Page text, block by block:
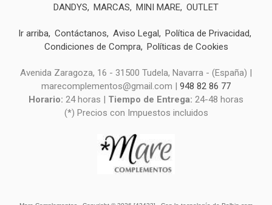
DANDYS
MARCAS MINI MARE OUTLET
Ir arriba Contáctanos Aviso Legal
Política de Privacidad
Condiciones de Compra Políticas de Cookies
Avenida Zaragoza, 16 - 31500 Tudela, Navarra - (España) |
marecomplementos@gmail.com | 948 82 86 77
Horario: 24 horas | Tiempo de Entrega: 24-48 horas
(*) Precios con Impuestos incluidos